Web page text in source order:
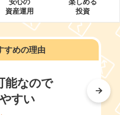
資産運用
投資
すめの理由
能なので
すい